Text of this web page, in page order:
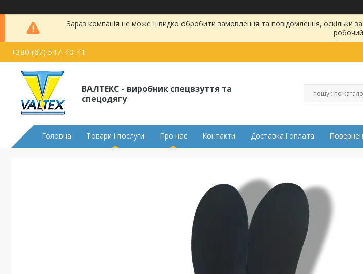
Зараз компанія не може швидко обробити замовлення та повідомлення, оскільки
+380 (67) 547-40-41
ВАЛТЕКС - виробник спецвзуття та
спецодягу
Головна Товари і послуги Про нас Контакти Доставка і оплата